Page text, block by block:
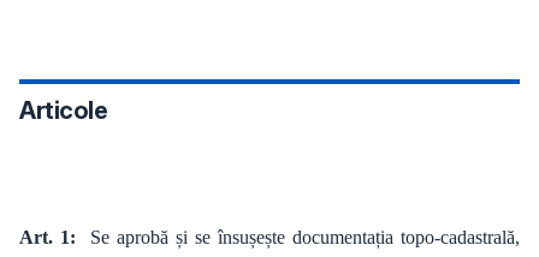
Articole
Art. 1: Se aprobă și se însușește documentația topo-cadastrală,